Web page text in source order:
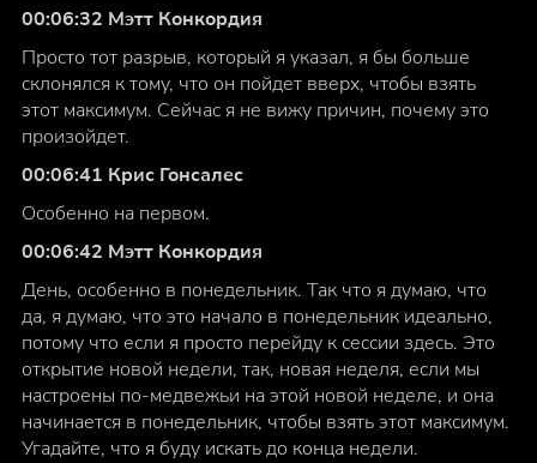
00:06:32 Мэтт Конкордия
Просто тот разрыв, который я указал, я бы больше
склонялся к тому, что он пойдет вверх, чтобы взять
этот максимум. Сейчас я не вижу причин, почему это
произойдет.
00:06:41 Крис Гонсалес
Особенно на первом.
00:06:42 Мэтт Конкордия
День, особенно в понедельник. Так что я думаю, что
да, я думаю, что это начало в понедельник идеально,
потому что если я просто перейду к сессии здесь. Это
открытие новой недели, так, новая неделя, если мы
настроены по-медвежьи на этой новой неделе, и она
начинается в понедельник, чтобы взять этот максимум.
Угадайте, что я буду искать до конца недели.